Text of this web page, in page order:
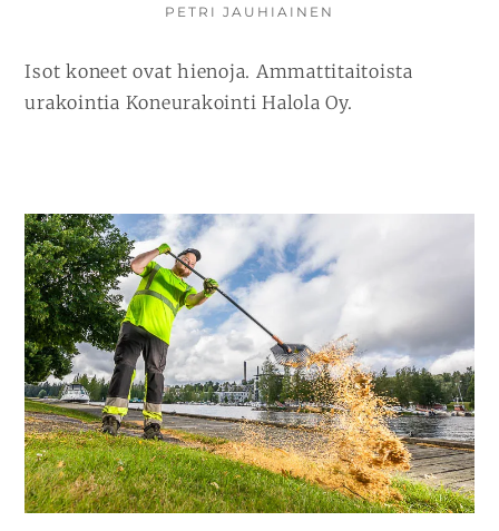
KIRJOITTAJA
PETRI JAUHIAINEN
Isot koneet ovat hienoja. Ammattitaitoista
urakointia Koneurakointi Halola Oy.